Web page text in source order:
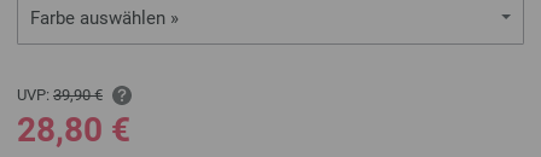
Farbe auswählen »
UVP: 39,90 €
28,80 €